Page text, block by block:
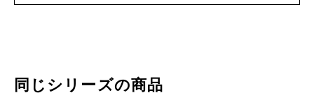
同じシリーズの商品